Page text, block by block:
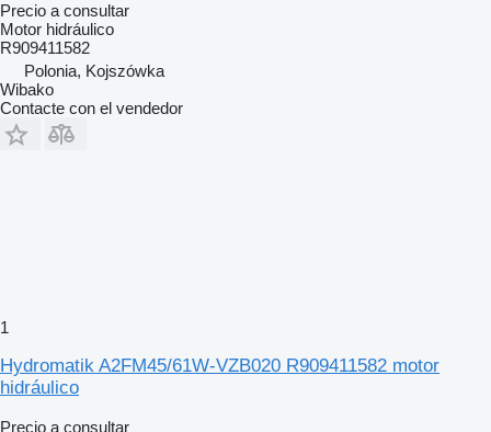
Precio a consultar
Motor hidráulico
R909411582
Polonia, Kojszówka
Wibako
Contacte con el vendedor
1
Hydromatik A2FM45/61W-VZB020 R909411582 motor
hidráulico
Precio a consultar